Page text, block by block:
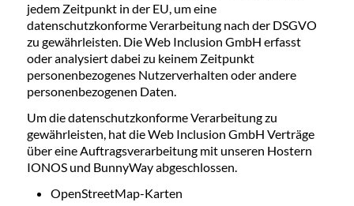
jedem Zeitpunkt in der EU, um eine
datenschutzkonforme Verarbeitung nach der DSGVO
zu gewährleisten. Die Web Inclusion GmbH erfasst
oder analysiert dabei zu keinem Zeitpunkt
personenbezogenes Nutzerverhalten oder andere
personenbezogenen Daten.
Um die datenschutzkonforme Verarbeitung zu
gewährleisten, hat die Web Inclusion GmbH Verträge
über eine Auftragsverarbeitung mit unseren Hostern
IONOS und BunnyWay abgeschlossen.
OpenStreetMap-Karten